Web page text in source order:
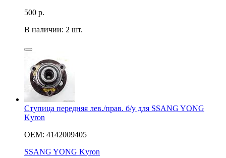
500 р.
В наличии: 2 шт.
Ступица передняя лев./прав. б/у для SSANG YONG
Kyron
OEM: 4142009405
SSANG YONG Kyron